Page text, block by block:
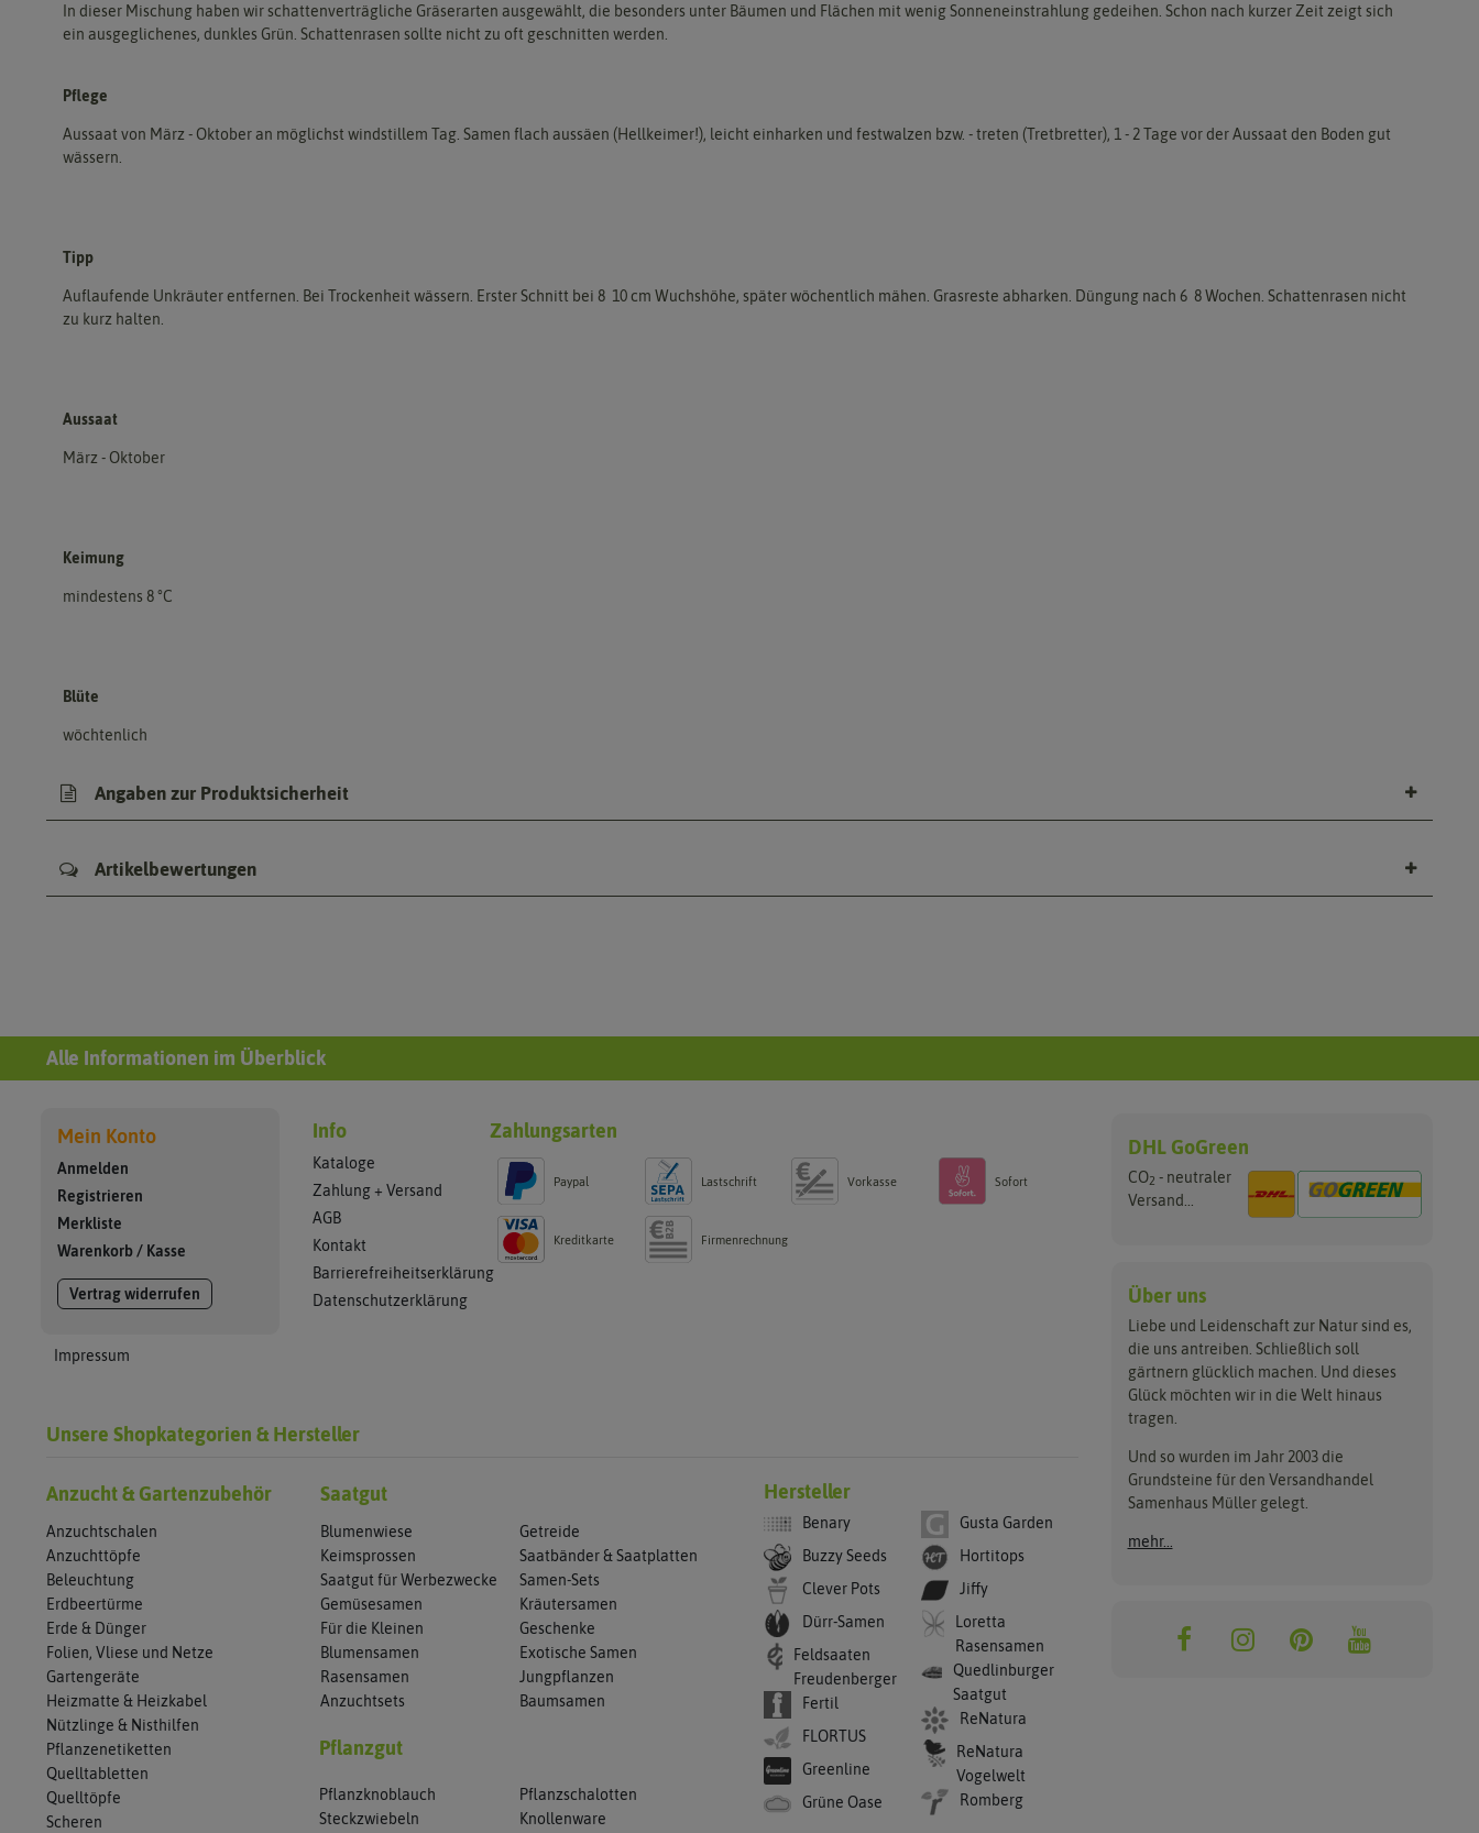
In dieser Mischung haben wir schattenverträgliche Gräserarten ausgewählt, die besonders unter Bäumen und Flächen mit wenig Sonneneinstrahlung gedeihen. Schon nach kurzer Zeit zeigt sich
ein ausgeglichenes, dunkles Grün. Schattenrasen sollte nicht zu oft geschnitten werden.
Pflege
Aussaat von März - Oktober an möglichst windstillem Tag. Samen flach aussäen (Hellkeimer!), leicht einharken und festwalzen bzw. - treten (Tretbretter), 1 - 2 Tage vor der Aussaat den Boden gut
wässern.
Tipp
Auflaufende Unkräuter entfernen. Bei Trockenheit wässern. Erster Schnitt bei 8  10 cm Wuchshöhe, später wöchentlich mähen. Grasreste abharken. Düngung nach 6  8 Wochen. Schattenrasen nicht
zu kurz halten.
Aussaat
März - Oktober
Keimung
mindestens 8 °C
Blüte
wöchtenlich
Angaben zur Produktsicherheit
Artikelbewertungen
Alle Informationen im Überblick
Mein Konto
Anmelden
Registrieren
Merkliste
Warenkorb / Kasse
Vertrag widerrufen
Impressum
Info
Kataloge
Zahlung + Versand
AGB
Kontakt
Barrierefreiheitserklärung
Datenschutzerklärung
Zahlungsarten
Paypal Lastschrift Vorkasse Sofort
Kreditkarte Firmenrechnung
Unsere Shopkategorien & Hersteller
Anzucht & Gartenzubehör
Anzuchtschalen
Anzuchttöpfe
Beleuchtung
Erdbeertürme
Erde & Dünger
Folien, Vliese und Netze
Gartengeräte
Heizmatte & Heizkabel
Nützlinge & Nisthilfen
Pflanzenetiketten
Quelltabletten
Quelltöpfe
Scheren
Saatgut
Blumenwiese
Getreide
Keimsprossen
Saatbänder & Saatplatten
Saatgut für Werbezwecke
Samen-Sets
Gemüsesamen
Kräutersamen
Für die Kleinen
Geschenke
Blumensamen
Exotische Samen
Rasensamen
Jungpflanzen
Anzuchtsets
Baumsamen
Pflanzgut
Pflanzknoblauch
Pflanzschalotten
Steckzwiebeln
Knollenware
Hersteller
Benary
Buzzy Seeds
Clever Pots
Dürr-Samen
Feldsaaten
Freudenberger
Fertil
FLORTUS
Greenline
Grüne Oase
Gusta Garden
Hortitops
Jiffy
Loretta
Rasensamen
Quedlinburger
Saatgut
ReNatura
ReNatura
Vogelwelt
Romberg
DHL GoGreen
CO2 - neutraler
Versand...
Über uns
Liebe und Leidenschaft zur Natur sind es,
die uns antreiben. Schließlich soll
gärtnern glücklich machen. Und dieses
Glück möchten wir in die Welt hinaus
tragen.
Und so wurden im Jahr 2003 die
Grundsteine für den Versandhandel
Samenhaus Müller gelegt.
mehr...